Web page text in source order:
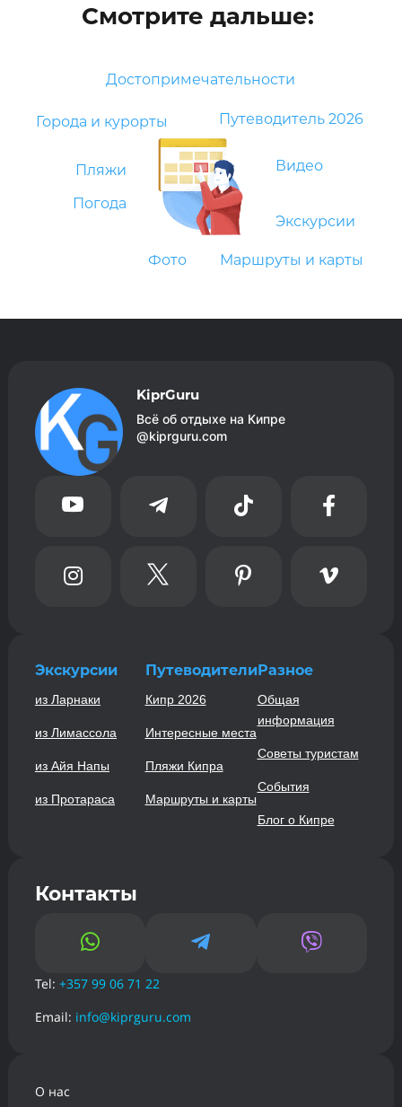
Смотрите дальше:
Достопримечательности
Города и курорты Путеводитель 2026
Пляжи
Погода
Видео
Экскурсии
Фото Маршруты и карты
KiprGuru
Всё об отдыхе на Кипре
@kiprguru.com
   
   
Экскурсии
из Ларнаки
из Лимассола
из Айя Напы
из Протараса
Путеводители
Кипр 2026
Интересные места
Пляжи Кипра
Маршруты и карты
Разное
Общая
информация
Советы туристам
События
Блог о Кипре
Контакты
  
Tel: +357 99 06 71 22
Email: info@kiprguru.com
О нас